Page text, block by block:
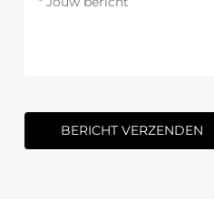
BERICHT VERZENDEN